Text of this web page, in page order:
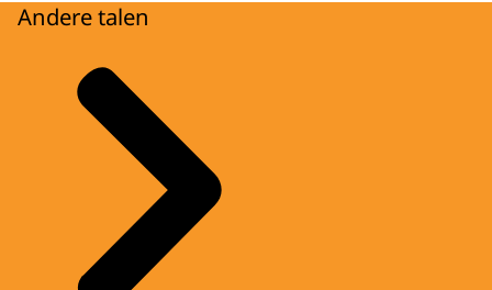
Andere talen